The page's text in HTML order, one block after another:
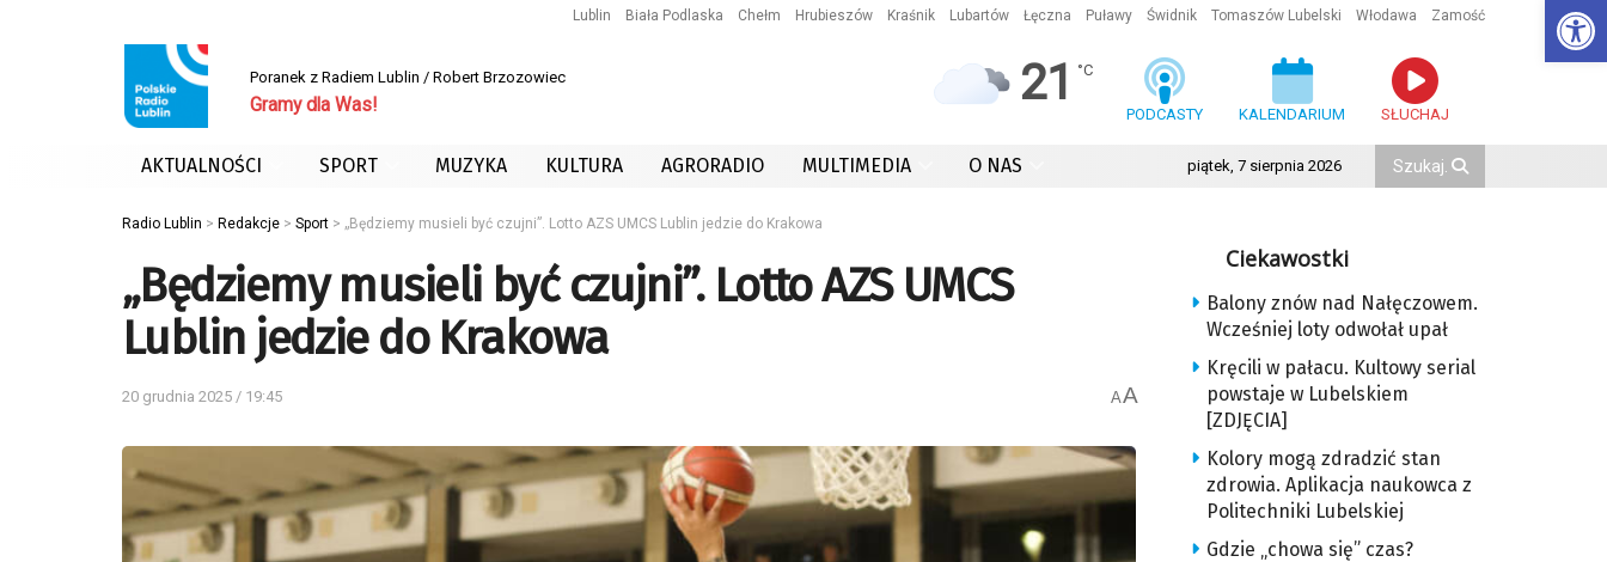
Lublin Biała Podlaska Chełm Hrubieszów Kraśnik Lubartów Łęczna Puławy Świdnik Tomaszów Lubelski Włodawa Zamość
Poranek z Radiem Lublin / Robert Brzozowiec
Gramy dla Was! 21 °C
PODCASTY KALENDARIUM SŁUCHAJ
AKTUALNOŚCI SPORT MUZYKA KULTURA AGRORADIO MULTIMEDIA O NAS piątek, 7 sierpnia 2026
Radio Lublin > Redakcje > Sport > „Będziemy musieli być czujni”. Lotto AZS UMCS Lublin jedzie do Krakowa
„Będziemy musieli być czujni”. Lotto AZS UMCS
Lublin jedzie do Krakowa
20 grudnia 2025 / 19:45 AA
Ciekawostki
Balony znów nad Nałęczowem.
Wcześniej loty odwołał upał
Kręcili w pałacu. Kultowy serial
powstaje w Lubelskiem
[ZDJĘCIA]
Kolory mogą zdradzić stan
zdrowia. Aplikacja naukowca z
Politechniki Lubelskiej
Gdzie „chowa się” czas?